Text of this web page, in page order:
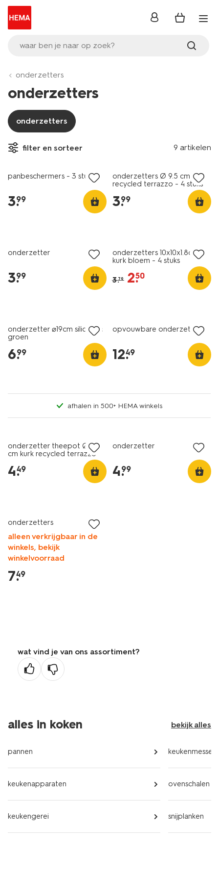
waar ben je naar op zoek?
inloggen
onderzetters
onderzetters
onderzetters
filter en sorteer 9 artikelen
panbeschermers - 3 stuks
3.
99
onderzetters Ø 9.5 cm kurk
recycled terrazzo - 4 stuks
3.
99
onderzetter
3.
99
onderzetters 10x10x1.8cm
kurk bloem - 4 stuks
3.79 2.
50
onderzetter ⌀19cm siliconen
groen
6.
99
opvouwbare onderzetter
12.
49
afhalen in 500+ HEMA winkels
onderzetter theepot Ø 18
cm kurk recycled terrazzo
4.
49
onderzetter
4.
99
onderzetters
alleen verkrijgbaar in de
winkels, bekijk
winkelvoorraad
7.
49
wat vind je van ons assortiment?
alles in koken bekijk alles
pannen
keukenapparaten
keukengerei
keukenmessen
ovenschalen
snijplanken